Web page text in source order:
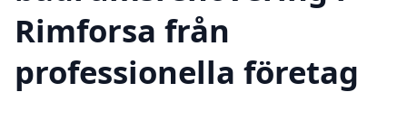
Rimforsa från
professionella företag